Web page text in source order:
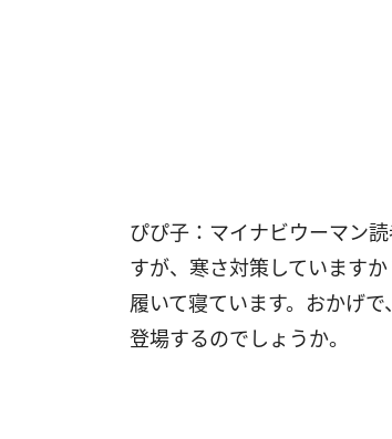
ぴぴ子：マイナビウーマン
すが、寒さ対策しています
履いて寝ています。おかげ
登場するのでしょうか。